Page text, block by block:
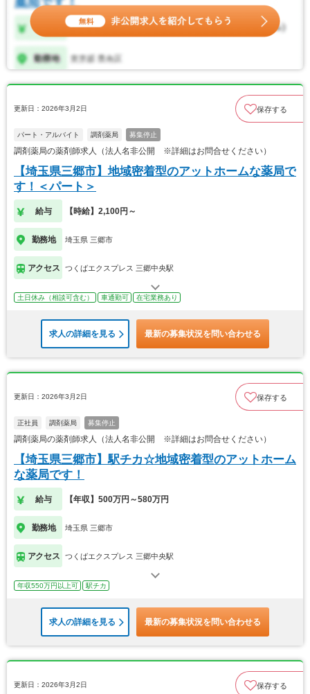
更新日：2026年3月2日 保存する
パート・アルバイト 調剤薬局 募集停止
調剤薬局の薬剤師求人（法人名非公開 ※詳細はお問合せください）
【埼玉県三郷市】地域密着型のアットホームな薬局で
す！＜パート＞
給与 【時給】2,100円～
勤務地 埼玉県 三郷市
アクセス つくばエクスプレス 三郷中央駅
土日休み（相談可含む） 車通勤可 在宅業務あり
求人の詳細を見る 最新の募集状況を問い合わせる
更新日：2026年3月2日 保存する
正社員 調剤薬局 募集停止
調剤薬局の薬剤師求人（法人名非公開 ※詳細はお問合せください）
【埼玉県三郷市】駅チカ☆地域密着型のアットホーム
な薬局です！
給与 【年収】500万円～580万円
勤務地 埼玉県 三郷市
アクセス つくばエクスプレス 三郷中央駅
年収550万円以上可 駅チカ
求人の詳細を見る 最新の募集状況を問い合わせる
更新日：2026年3月2日 保存する